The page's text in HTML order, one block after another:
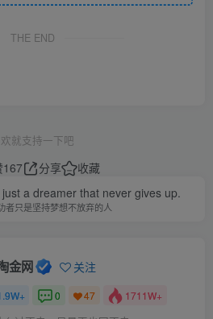
THE END
就支持一下吧
167 分享
收藏
a dreamer that never gives up.
者只是坚持梦想不放弃的人
金网 关注
0 47 1711W+